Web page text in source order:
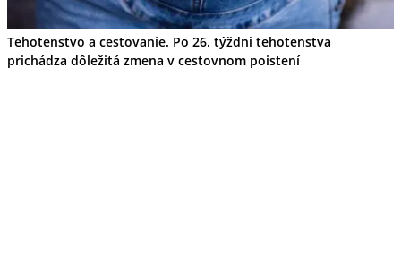
Tehotenstvo a cestovanie. Po 26. týždni tehotenstva
prichádza dôležitá zmena v cestovnom poistení